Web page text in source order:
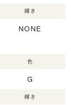
輝き
NONE
色
G
輝き